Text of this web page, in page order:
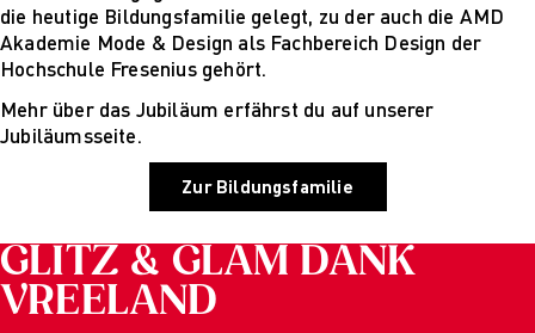
die heutige Bildungsfamilie gelegt, zu der auch die AMD
Akademie Mode & Design als Fachbereich Design der
Hochschule Fresenius gehört.
Mehr über das Jubiläum erfährst du auf unserer
Jubiläumsseite.
Zur Bildungsfamilie
GLITZ & GLAM DANK
VREELAND